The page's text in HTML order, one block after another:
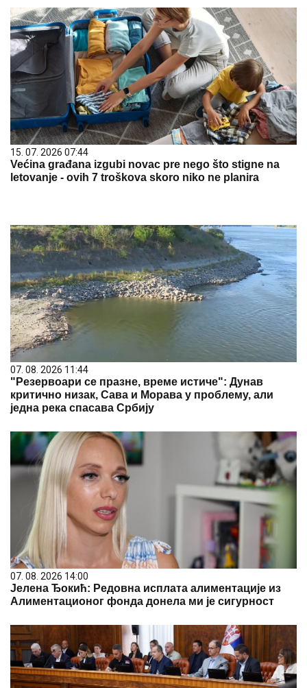
15. 07. 2026 07:44
Većina građana izgubi novac pre nego što stigne na
letovanje - ovih 7 troškova skoro niko ne planira
07. 08. 2026 11:44
"Резервоари се празне, време истиче": Дунав
критично низак, Сава и Морава у проблему, али
једна река спасава Србију
07. 08. 2026 14:00
Јелена Ђокић: Редовна исплата алиментације из
Алиментационог фонда донела ми је сигурност